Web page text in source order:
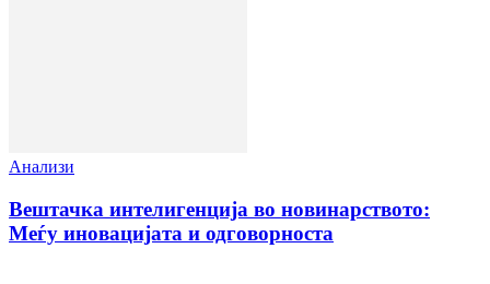
Анализи
Вештачка интелигенција во новинарството:
Меѓу иновацијата и одговорноста